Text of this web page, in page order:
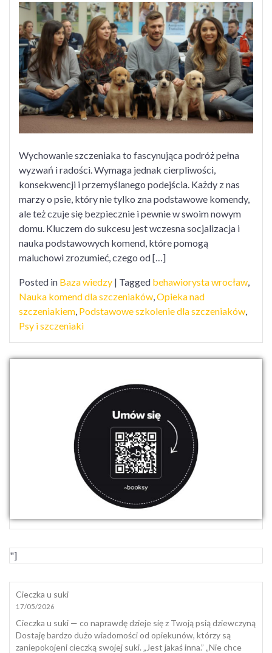
Szczeniaka
Wychowanie szczeniaka to fascynująca podróż pełna
wyzwań i radości. Wymaga jednak cierpliwości,
konsekwencji i przemyślanego podejścia. Każdy z nas
marzy o psie, który nie tylko zna podstawowe komendy,
ale też czuje się bezpiecznie i pewnie w swoim nowym
domu. Kluczem do sukcesu jest wczesna socjalizacja i
nauka podstawowych komend, które pomogą
maluchowi zrozumieć, czego od […]
Posted in Baza wiedzy | Tagged behawiorysta wrocław,
Nauka komend dla szczeniaków,Opieka nad
szczeniakiem, Podstawowe szkolenie dla szczeniaków,
Psy i szczeniaki
"]
Cieczka u suki
17/05/2026
Cieczka u suki — co naprawdę dzieje się z Twoją psią dziewczyną
Dostaję bardzo dużo wiadomości od opiekunów, którzy są
zaniepokojeni cieczką swojej suki. „Jest jakaś inna.” „Nie chce